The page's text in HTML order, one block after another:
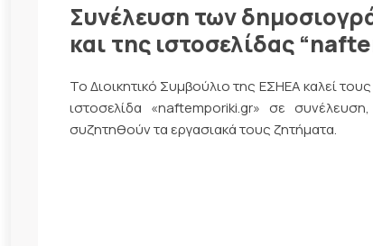
Συνέλευση των
και της ιστοσελίδας
Το Διοικητικό Συμβούλιο της ΕΣΗΕΑ καλεί
ιστοσελίδα «naftemporiki.gr» σε
συζητηθούν τα εργασιακά τους ζητήματα.